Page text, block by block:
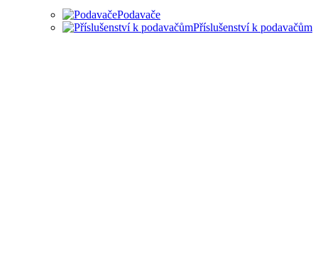
Podavače
Příslušenství k podavačům